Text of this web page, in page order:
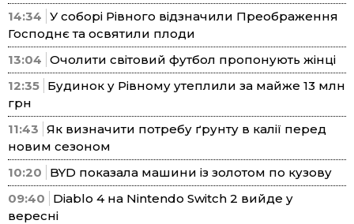
14:34 У соборі Рівного відзначили Преображення
Господнє та освятили плоди
13:04 Очолити світовий футбол пропонують жінці
12:35 Будинок у Рівному утеплили за майже 13 млн
грн
11:43 Як визначити потребу ґрунту в калії перед
новим сезоном
10:20
BYD показала машини із золотом по кузову
09:40
Diablo 4 на Nintendo Switch 2 вийде у
вересні